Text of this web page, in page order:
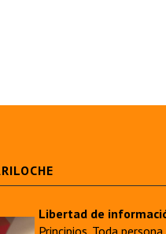
Libertad de
Principios. Toda